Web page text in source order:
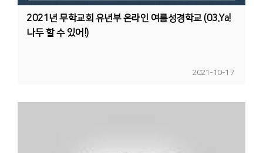
2021년 무학교회 유년부 온라인 여름성경학교 (03.Ya!
나두 할 수 있어!)
2021-10-17